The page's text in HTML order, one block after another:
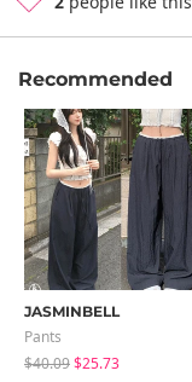
Recommended
JASMINBELL
Pants
$40.09$25.73